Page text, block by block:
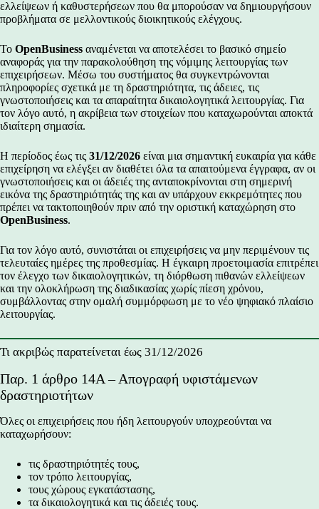
ελλείψεων ή καθυστερήσεων που θα μπορούσαν να δημιουργήσουν
προβλήματα σε μελλοντικούς διοικητικούς ελέγχους.
Το OpenBusiness αναμένεται να αποτελέσει το βασικό σημείο
αναφοράς για την παρακολούθηση της νόμιμης λειτουργίας των
επιχειρήσεων. Μέσω του συστήματος θα συγκεντρώνονται
πληροφορίες σχετικά με τη δραστηριότητα, τις άδειες, τις
γνωστοποιήσεις και τα απαραίτητα δικαιολογητικά λειτουργίας. Για
τον λόγο αυτό, η ακρίβεια των στοιχείων που καταχωρούνται αποκτά
ιδιαίτερη σημασία.
Η περίοδος έως τις 31/12/2026 είναι μια σημαντική ευκαιρία για κάθε
επιχείρηση να ελέγξει αν διαθέτει όλα τα απαιτούμενα έγγραφα, αν οι
γνωστοποιήσεις και οι άδειές της ανταποκρίνονται στη σημερινή
εικόνα της δραστηριότητάς της και αν υπάρχουν εκκρεμότητες που
πρέπει να τακτοποιηθούν πριν από την οριστική καταχώρηση στο
OpenBusiness.
Για τον λόγο αυτό, συνιστάται οι επιχειρήσεις να μην περιμένουν τις
τελευταίες ημέρες της προθεσμίας. Η έγκαιρη προετοιμασία επιτρέπει
τον έλεγχο των δικαιολογητικών, τη διόρθωση πιθανών ελλείψεων
και την ολοκλήρωση της διαδικασίας χωρίς πίεση χρόνου,
συμβάλλοντας στην ομαλή συμμόρφωση με το νέο ψηφιακό πλαίσιο
λειτουργίας.
Τι ακριβώς παρατείνεται έως 31/12/2026
Παρ. 1 άρθρο 14Α – Απογραφή υφιστάμενων
δραστηριοτήτων
Όλες οι επιχειρήσεις που ήδη λειτουργούν υποχρεούνται να
καταχωρήσουν:
τις δραστηριότητές τους,
τον τρόπο λειτουργίας,
τους χώρους εγκατάστασης,
τα δικαιολογητικά και τις άδειές τους.